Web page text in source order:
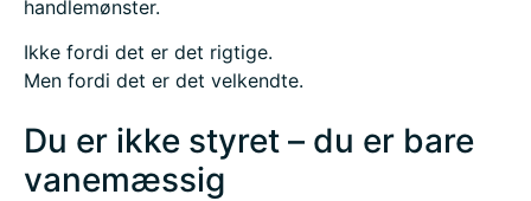
handlemønster.
Ikke fordi det er det rigtige.
Men fordi det er det velkendte.
Du er ikke styret – du er bare
vanemæssig